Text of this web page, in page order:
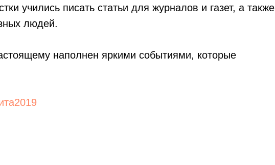
учились писать статьи для журналов и газет, а также
людей.
наполнен яркими событиями, которые